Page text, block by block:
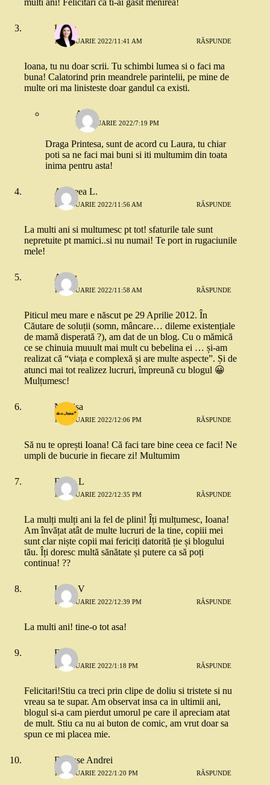
Laura
11 IANUARIE 2022/11:41 AM RĂSPUNDE
Ioana, tu nu doar scrii. Tu schimbi lumea si o faci ma
buna! Calatorind prin meandrele parintelii, pe mine de
multe ori ma linisteste doar gandul ca existi.
Anca
11 IANUARIE 2022/7:19 PM
Draga Printesa, sunt de acord cu Laura, tu chiar
poti sa ne faci mai buni si iti multumim din toata
inima pentru asta!
Andreea L.
11 IANUARIE 2022/11:56 AM RĂSPUNDE
La multi ani si multumesc pt tot! sfaturile tale sunt
nepretuite pt mamici..si nu numai! Te port in rugaciunile
mele!
Adela
11 IANUARIE 2022/11:58 AM RĂSPUNDE
Piticul meu mare e născut pe 29 Aprilie 2012. În
Căutare de soluții (somn, mâncare… dileme existențiale
de mamă disperată ?), am dat de un blog. Cu o mămică
ce se chinuia muuult mai mult cu bebelina ei … și-am
realizat că “viața e complexă și are multe aspecte”. Și de
atunci mai tot realizez lucruri, împreună cu blogul 😀
Mulțumesc!
Narcisa
11 IANUARIE 2022/12:06 PM RĂSPUNDE
Să nu te oprești Ioana! Că faci tare bine ceea ce faci! Ne
umpli de bucurie in fiecare zi! Multumim
Elena L
11 IANUARIE 2022/12:35 PM RĂSPUNDE
La mulți mulți ani la fel de plini! Îți mulțumesc, Ioana!
Am învățat atât de multe lucruri de la tine, copiii mei
sunt clar niște copii mai fericiți datorită ție și blogului
tău. Îți doresc multă sănătate și putere ca să poți
continua! ??
Ioana V
11 IANUARIE 2022/12:39 PM RĂSPUNDE
La multi ani! tine-o tot asa!
Elena
11 IANUARIE 2022/1:18 PM RĂSPUNDE
Felicitari!Stiu ca treci prin clipe de doliu si tristete si nu
vreau sa te supar. Am observat insa ca in ultimii ani,
blogul si-a cam pierdut umorul pe care il apreciam atat
de mult. Stiu ca nu ai buton de comic, am vrut doar sa
spun ce mi placea mie.
Denisse Andrei
11 IANUARIE 2022/1:20 PM RĂSPUNDE